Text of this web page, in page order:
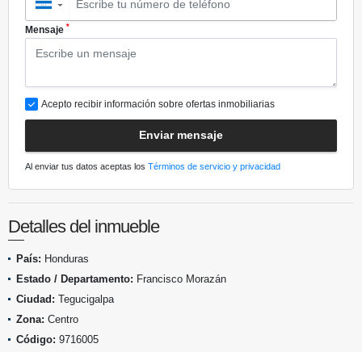
▼
Mensaje *
Acepto recibir información sobre ofertas inmobiliarias
Enviar mensaje
Al enviar tus datos aceptas los Términos de servicio y privacidad
Detalles del inmueble
País: Honduras
Estado / Departamento: Francisco Morazán
Ciudad: Tegucigalpa
Zona: Centro
Código: 9716005